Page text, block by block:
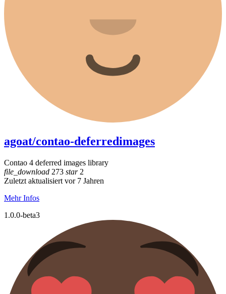
agoat/contao-deferredimages
Contao 4 deferred images library
file_download 273 star2
Zuletzt aktualisiert vor 7 Jahren
Mehr Infos
1.0.0-beta3